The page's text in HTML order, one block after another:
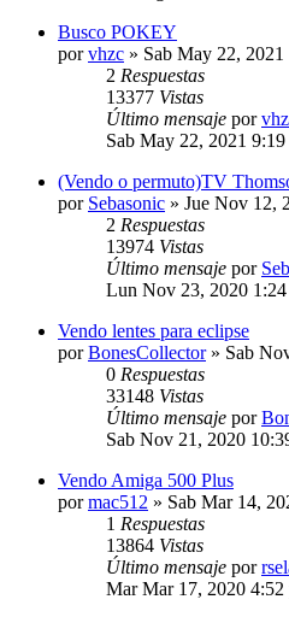
Busco POKEY
porvhzc » Sab May 22, 2021
2 Respuestas
13377 Vistas
Último mensaje por
Sab May 22, 2021
(Vendo o permuto)TV
por Sebasonic » Jue Nov 12,
2 Respuestas
13974 Vistas
Último mensaje por
Lun Nov 23, 2020
Vendo lentes para eclipse
porBonesCollector» Sab
0 Respuestas
33148 Vistas
Último mensaje por
Sab Nov 21, 2020
Vendo Amiga 500 Plus
pormac512 » Sab Mar 14,
1 Respuestas
13864 Vistas
Último mensaje por
Mar Mar 17, 2020 4:52